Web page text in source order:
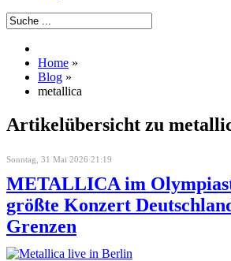
Home »
Blog »
metallica
Artikelübersicht zu
Sonntag, 31 Mai 2026 21:19
METALLICA im
größte Konzert
Grenzen